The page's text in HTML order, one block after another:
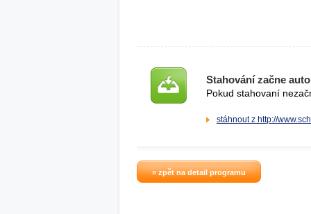
Stahování začne
Pokud stahovaní
stáhnout z http://
» zpět na detail programu